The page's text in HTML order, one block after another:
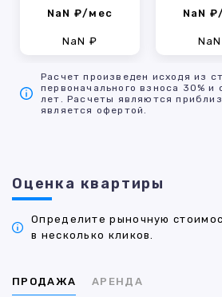
NaN ₽/мес
NaN ₽
NaN
Расчет произведен исходя из
первоначального взноса 30% и
лет. Расчеты являются
является офертой.
Оценка квартиры
Определите рыночную
в несколько кликов.
ПРОДАЖА АРЕНДА